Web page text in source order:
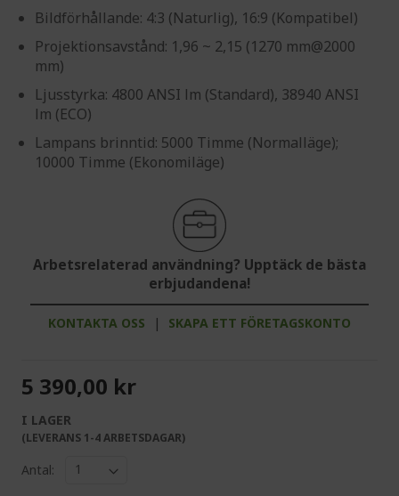
Bildförhållande: 4:3 (Naturlig), 16:9 (Kompatibel)
Projektionsavstånd: 1,96 ~ 2,15 (1270 mm@2000
mm)
Ljusstyrka: 4800 ANSI lm (Standard), 38940 ANSI
lm (ECO)
Lampans brinntid: 5000 Timme (Normalläge);
10000 Timme (Ekonomiläge)
Arbetsrelaterad användning? Upptäck de bästa
erbjudandena!
KONTAKTA OSS | SKAPA ETT FÖRETAGSKONTO
5 390,00 kr
I LAGER
(LEVERANS 1-4 ARBETSDAGAR)
Antal: